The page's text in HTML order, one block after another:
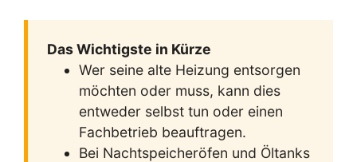
Das Wichtigste in Kürze
Wer seine alte Heizung entsorgen
möchten oder muss, kann dies
entweder selbst tun oder einen
Fachbetrieb beauftragen.
Bei Nachtspeicheröfen und Öltanks